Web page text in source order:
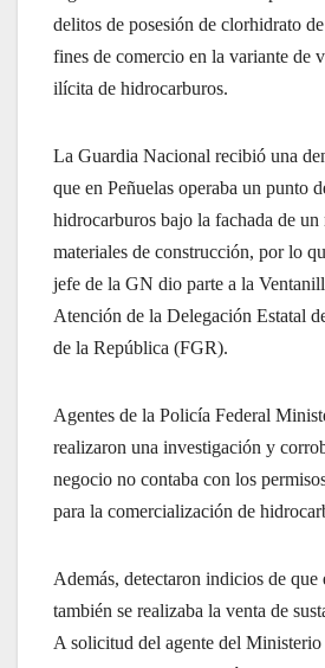
delitos de posesión de clorhidrato
fines de comercio en la variante de
ilícita de hidrocarburos.
La Guardia Nacional recibió una
que en Peñuelas operaba un punto
hidrocarburos bajo la fachada de un
materiales de construcción, por lo
jefe de la GN dio parte a la
Atención de la Delegación Estatal
de la República (FGR).
Agentes de la Policía Federal
realizaron una investigación y
negocio no contaba con los
para la comercialización de
Además, detectaron indicios de
también se realizaba la venta de
A solicitud del agente del